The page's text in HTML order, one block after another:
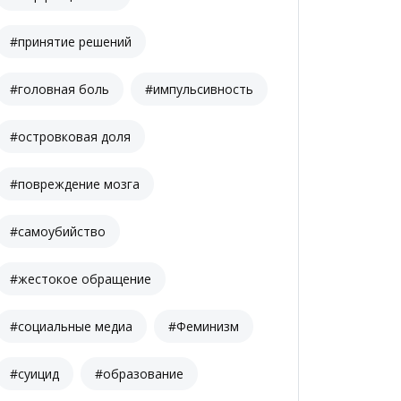
#принятие решений
#головная боль #импульсивность
#островковая доля
#повреждение мозга
#самоубийство
#жестокое обращение
#социальные медиа #Феминизм
#суицид #образование